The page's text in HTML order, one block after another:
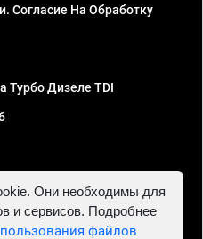
Согласие На Обработку
Турбо Дизеле TDI
ИНН 781302555843,
Они необходимы для
и сервисов. Подробнее
файлов